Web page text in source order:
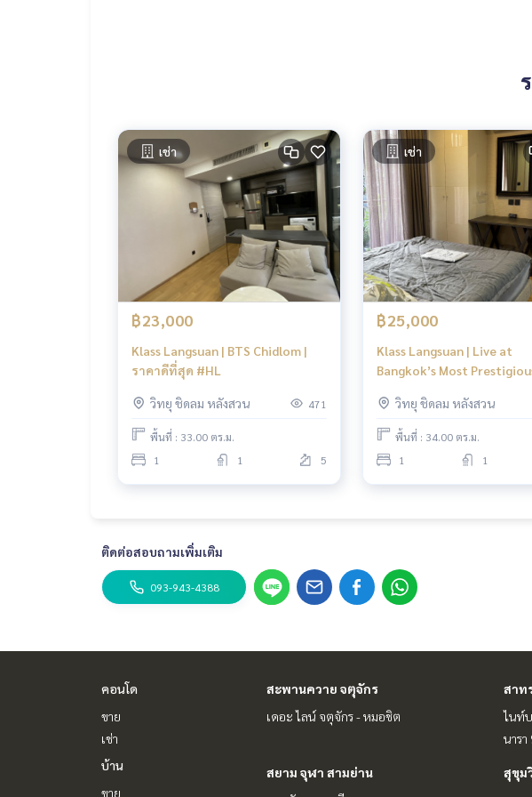
เช่า
฿23,000
Klass Langsuan | BTS Chidlom |
ราคาดีที่สุด #HL
วิทยุ ชิดลม หลังสวน 471
พื้นที่ : 33.00 ตร.ม.
1
1 5
เช่า
฿25,000
Klass Langsuan | Live at
Bangkok’s Most
วิทยุ ชิดลม หลังสวน
พื้นที่ : 34.00 ตร.ม.
1
1
ติดต่อสอบถามเพิ่มเติม
093-943-4388
คอนโด
ขาย
เช่า
บ้าน
ขาย
สะพานควาย จตุจักร
เดอะ ไลน์ จตุจักร - หมอชิต
สาท
ไนท์
นาร
สยาม จุฬา สามย่าน
สุขุม